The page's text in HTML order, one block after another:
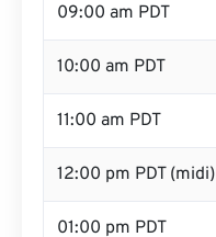
09:00 am PDT
10:00 am PDT
11:00 am PDT
12:00 pm PDT (midi)
01:00 pm PDT